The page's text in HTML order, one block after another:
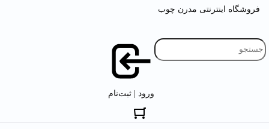
فروشگاه اینترنتی مدرن چوب
ورود | ثبت‌نام